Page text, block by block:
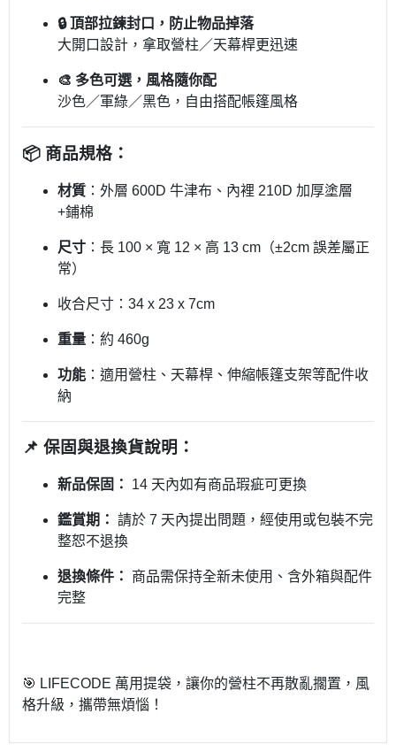
🔒 頂部拉鍊封口，防止物品掉落
大開口設計，拿取營柱／天幕桿更迅速
🎨 多色可選，風格隨你配
沙色／軍綠／黑色，自由搭配帳篷風格
📦 商品規格：
材質 ：外層 600D 牛津布、內裡 210D 加厚塗層
+鋪棉
尺寸 ：長 100 × 寬 12 × 高 13 cm（±2cm 誤差屬正
常）
收合尺寸：34 x 23 x 7cm
重量 ：約 460g
功能 ：適用營柱、天幕桿、伸縮帳篷支架等配件收
納
📌 保固與退換貨說明：
新品保固： 14 天內如有商品瑕疵可更換
鑑賞期： 請於 7 天內提出問題，經使用或包裝不完
整恕不退換
退換條件：
商品需保持全新未使用、含外箱與配件
完整
🎯 LIFECODE 萬用提袋，讓你的營柱不再散亂擱置，風
格升級，攜帶無煩惱！